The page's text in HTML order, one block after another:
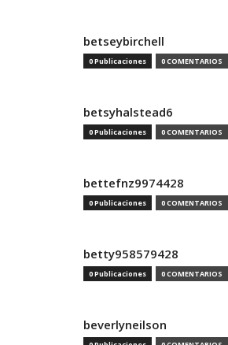
betseybirchell
0 Publicaciones 0 COMENTARIOS
betsyhalstead6
0 Publicaciones 0 COMENTARIOS
bettefnz9974428
0 Publicaciones 0 COMENTARIOS
betty958579428
0 Publicaciones 0 COMENTARIOS
beverlyneilson